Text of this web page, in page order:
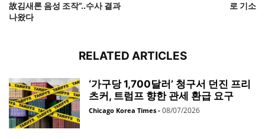
故김새론 음성 조작”..수사 결과
나왔다
로 기소
RELATED ARTICLES
‘가구당 1,700달러’ 청구서 던진 프리
츠커, 트럼프 향한 관세 환급 요구
Chicago Korea Times - 08/07/2026